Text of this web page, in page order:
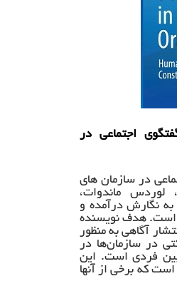
اجتماعی در
در سازمان های
لوردس ماندوات،
به نگارش درآمده و
رسیده است. هدف نویسنده
آگاهی به منظور
در سازمان‌ها در
فردی است. این
است که برخی از آنها